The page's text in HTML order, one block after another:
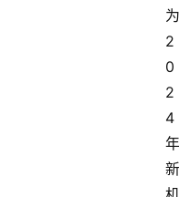
为
2
0
2
4
年
新